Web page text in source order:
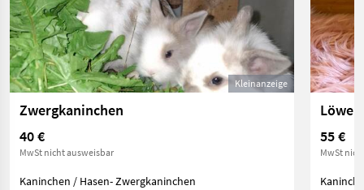
Kleinanzeige
Zwergkaninchen
40 €
MwSt nicht ausweisbar
Kaninchen / Hasen- Zwergkaninchen
55 €
MwSt